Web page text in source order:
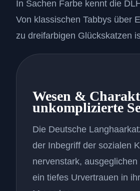
In Sachen Farbe kennt die
Von klassischen Tabbys über
zu dreifarbigen Glückskatzen
Wesen &
unkomplizierte
Die Deutsche
der Inbegriff der sozialen
nervenstark,
ein tiefes Urvertrauen in